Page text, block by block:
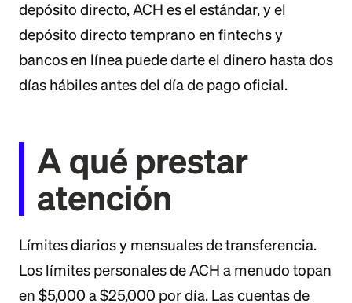
depósito directo, ACH es el estándar, y el
depósito directo temprano en fintechs y
bancos en línea puede darte el dinero hasta dos
días hábiles antes del día de pago oficial.
A qué prestar
atención
Límites diarios y mensuales de transferencia.
Los límites personales de ACH a menudo topan
en $5,000 a $25,000 por día. Las cuentas de